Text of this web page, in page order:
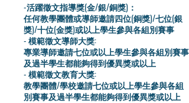
-活躍徵文指導獎(金/銀/銅獎)：
任何教學團體或導師邀請四位(銅獎)/七位(銀
獎)/十位(金獎)或以上學生參與各組別賽事
- 模範徵文導師大獎:
專業導師邀請七位或以上學生參與各組別賽事
及過半學生都能夠得到優異獎或以上
- 模範徵文教育大獎:
教學團體/學校邀請七位或以上學生參與各組
別賽事及過半學生都能夠得到優異獎或以上